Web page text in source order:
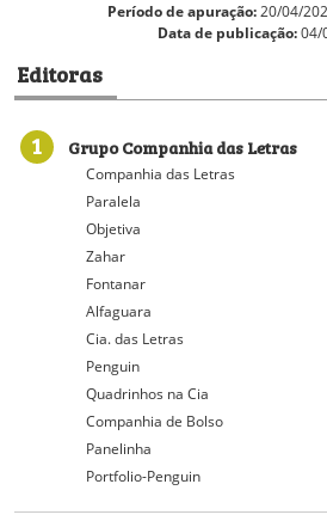
Período de apuração:20/04/
Data de publicação:04/
Editoras
1 Grupo Companhia das Letras
Companhia das Letras
Paralela
Objetiva
Zahar
Fontanar
Alfaguara
Cia. das Letras
Penguin
Quadrinhos na Cia
Companhia de Bolso
Panelinha
Portfolio-Penguin